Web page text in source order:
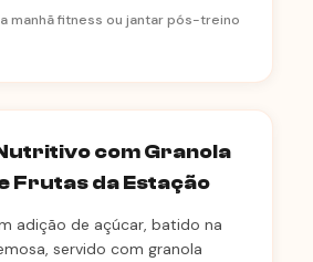
manhã fitness ou jantar pós-treino
com Granola
Frutas da Estação
adição de açúcar, batido na
servido com granola